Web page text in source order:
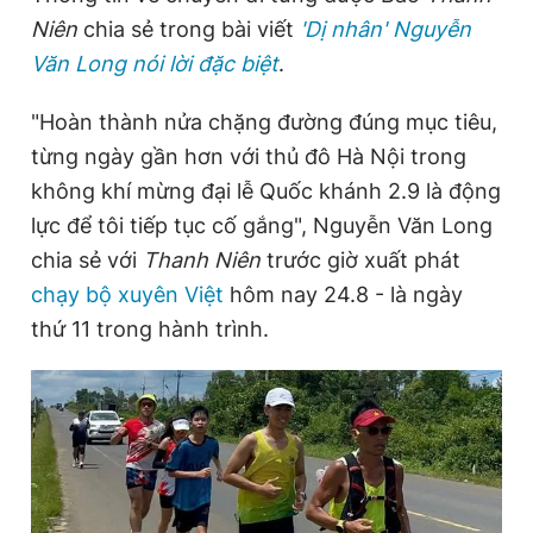
Theo dõi báo trên
Hotline
0906 645 777
Liên hệ quảng cáo
0908 780 404
Đặt báo Quảng cáo RSS Tòa soạn Chính sách bảo
Tổng biên tập: Nguyễn Ngọc Toàn
Phó tổng biên tập thường trực: Hải Thành
Phó tổng biên tập: Lâm Hiếu Dũng
Phó tổng biên tập: Trần Việt Hưng
Tổng thư ký tòa soạn: Đức Trung
Niên chia sẻ trong bài viết 'Dị nhân' Nguyễn
Văn Long nói lời đặc biệt.
"Hoàn thành nửa chặng đường đúng mục tiêu,
từng ngày gần hơn với thủ đô Hà Nội trong
không khí mừng đại lễ Quốc khánh 2.9 là động
lực để tôi tiếp tục cố gắng", Nguyễn Văn Long
chia sẻ với Thanh Niên trước giờ xuất phát
chạy bộ xuyên Việt hôm nay 24.8 - là ngày
thứ 11 trong hành trình.